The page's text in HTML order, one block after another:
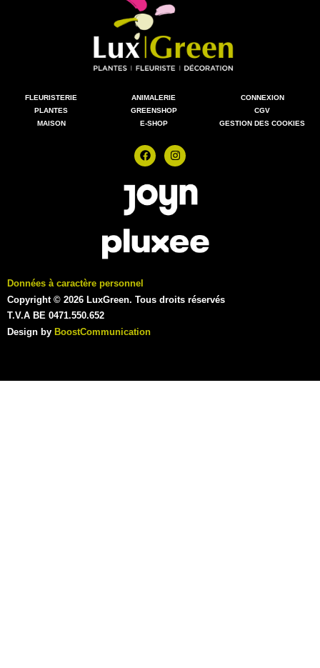
FLEURISTERIE
PLANTES
MAISON
ANIMALERIE
GREENSHOP
E-SHOP
CONNEXION
CGV
GESTION DES COOKIES
Données à caractère personnel
Copyright © 2026 LuxGreen. Tous droits réservés
T.V.A BE 0471.550.652
Design by BoostCommunication